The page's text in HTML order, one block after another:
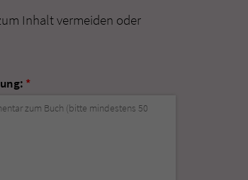
Inhalt vermeiden oder
*